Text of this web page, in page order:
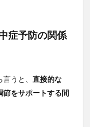
症予防の関係
うと、 直接的な
節をサポートする間